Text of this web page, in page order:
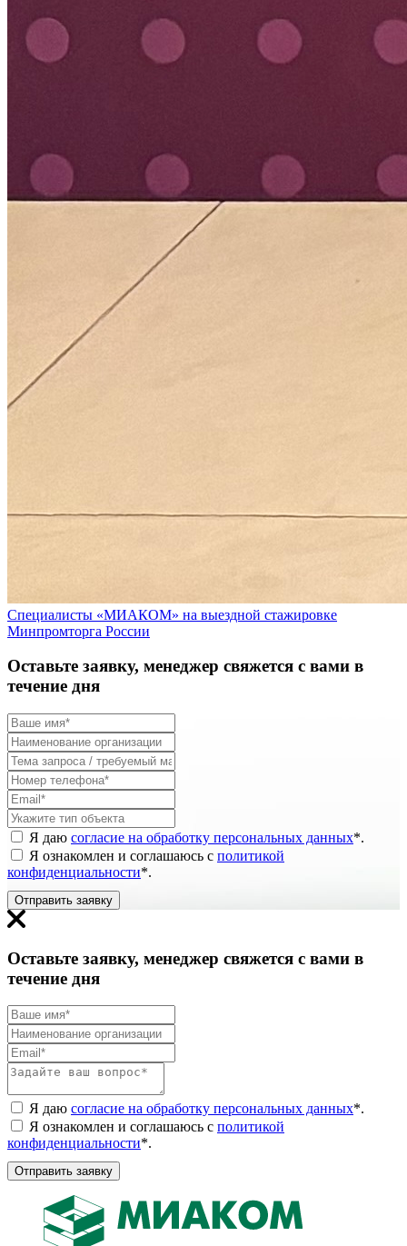
Специалисты «МИАКОМ» на выездной стажировке
Минпромторга России
Оставьте заявку, менеджер свяжется с вами в
течение дня
Я даю согласие на обработку персональных данных*.
Я ознакомлен и соглашаюсь с политикой
конфиденциальности*.
Отправить заявку
Оставьте заявку, менеджер свяжется с вами в
течение дня
Я даю согласие на обработку персональных данных*.
Я ознакомлен и соглашаюсь с политикой
конфиденциальности*.
Отправить заявку